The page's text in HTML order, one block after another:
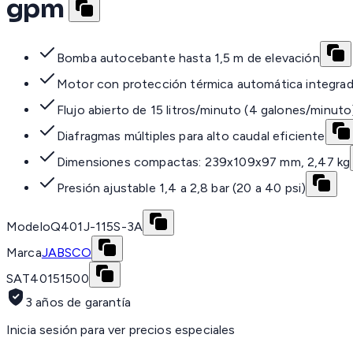
gpm
Bomba autocebante hasta 1,5 m de elevación
Motor con protección térmica automática
Flujo abierto de 15 litros/minuto (4 galones/
Diafragmas múltiples para alto caudal eficiente
Dimensiones compactas: 239x109x97 mm, 2,47 kg
Presión ajustable 1,4 a 2,8 bar (20 a 40 psi)
ModeloQ401J-115S-3A
MarcaJABSCO
SAT40151500
3 años de garantía
Inicia sesión para ver precios especiales